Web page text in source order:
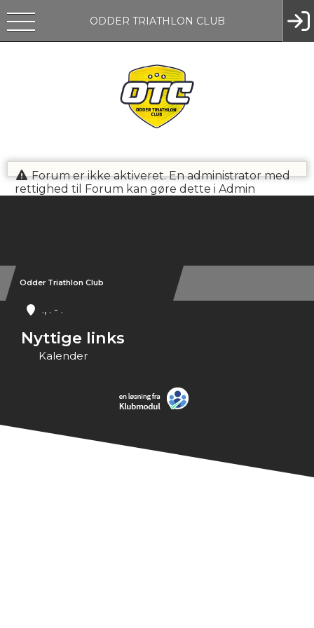
ODDER TRIATHLON CLUB
Forum er ikke aktiveret. En administrator med
rettighed til Forum kan gøre dette i Admin
Odder Triathlon Club
., . - .
Nyttige links
Kalender